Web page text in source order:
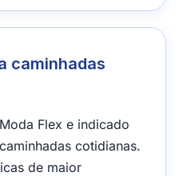
caminhadas
Flex e indicado
cotidianas.
de maior